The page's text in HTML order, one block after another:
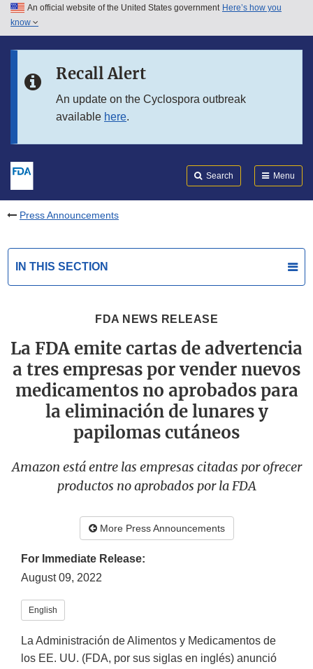
Skip to main content
Skip to in this section menu
An official website of the United States government Here’s how you
know
Recall Alert
An update on the Cyclospora outbreak
available here.
Search Menu
Press Announcements
IN THIS SECTION
FDA NEWS RELEASE
La FDA emite cartas de advertencia
a tres empresas por vender nuevos
medicamentos no aprobados para
la eliminación de lunares y
papilomas cutáneos
Amazon está entre las empresas citadas por ofrecer
productos no aprobados por la FDA
More Press Announcements
For Immediate Release:
August 09, 2022
English
La Administración de Alimentos y Medicamentos de
los EE. UU. (FDA, por sus siglas en inglés) anunció